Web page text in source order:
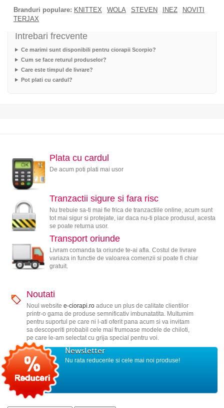
Branduri populare: KNITTEX WOLA STEVEN INEZ
NOVITI
TERJAX
Intrebari frecvente
Ce marimi sunt disponibili pentru ciorapii Scorpio?
Cum se face returul produselor?
Care este timpul de livrare?
Pot plati cu cardul?
Plata cu cardul
De acum poti plati mai usor
Tranzactii sigure si fara risc
Nu trebuie sa-ti mai fie frica de tranzactiile online, acum sunt
tot mai sigur si protejate, iar daca nu-ti place produsul, acesta
se poate returna usor.
Transport oriunde
Livram comanda ta oriunde te-ai afla. Costul de livrare
variaza in functie de valoarea comenzii si poate fi chiar
gratuit.
Noutati
Noul website e-ciorapi.roaduce un plus de calitate clientilor
printr-o gama de produse semnificativ imbunatatita. Multumim
pentru suportul pe care ni l-ati oferit pana acum si va invitam
sa descoperiti probabil cele mai frumoase modele de chiloti,
pe care le-am selectat cu grija special pentru voi.
Newsletter
Nu rata reducerile si cele mai noi produse!